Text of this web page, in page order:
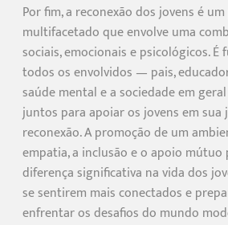
Por fim, a reconexão dos jovens é
multifacetado que envolve uma
sociais, emocionais e psicológicos.
todos os envolvidos — pais,
saúde mental e a sociedade em
juntos para apoiar os jovens em sua
reconexão. A promoção de um
empatia, a inclusão e o apoio mútuo
diferença significativa na vida dos
se sentirem mais conectados e
enfrentar os desafios do mundo